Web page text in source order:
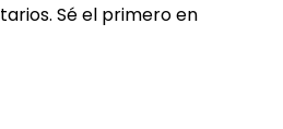
Sé el primero en